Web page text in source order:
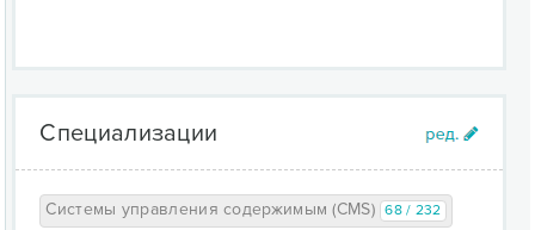
Специализации
Системы управления содержимым (CMS) 68 / 232